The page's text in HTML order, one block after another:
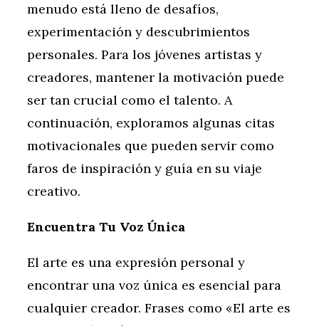
menudo está lleno de desafíos,
experimentación y descubrimientos
personales. Para los jóvenes artistas y
creadores, mantener la motivación puede
ser tan crucial como el talento. A
continuación, exploramos algunas citas
motivacionales que pueden servir como
faros de inspiración y guía en su viaje
creativo.
Encuentra Tu Voz Única
El arte es una expresión personal y
encontrar una voz única es esencial para
cualquier creador. Frases como «El arte es